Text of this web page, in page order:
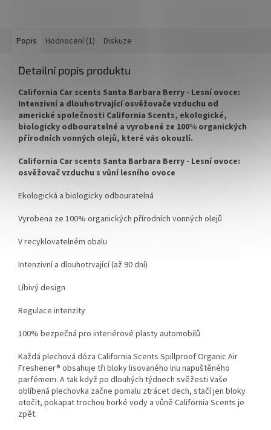
Popis
Hodnocení (1) Diskuze
Detailní popis produktu
California Car scents Santa Barbara Berry - Lesní ovoce:
Intenzivní a dlouhotrvající osvěžovače vzduchu od
americké společnosti California Scents, ekologické,
biologicky odbouratelné a vyrobené ze 100% organických
přírodních vonných olejů, které vás okouzlí.
California Car scents Santa Barbara Berry - Lesní ovoce:
osvěžovač vzduchu s vůní lesního ovoce
Ekologická a biologicky odbouratelná
Vyrobena ze 100% organických přírodních vonných olejů
V recyklovatelném obalu
Intenzivní a dlouhotrvající (až 90 dní)
Líbivý design
Regulace intenzity
100% bezpečná pro interiérové plasty automobilů
Každá plechová dóza California Scents Spillproof Organic Air
Freshener® obsahuje tři bloky lisovaného lnu napuštěného
parfémem. A tak když po dlouhých týdnech svěžesti Vaše
oblíbená plechovka začne pomalu ztrácet dech, stačí jen bloky
otočit, pokapat trochou horké vody a vůně California Scents je
zpět.